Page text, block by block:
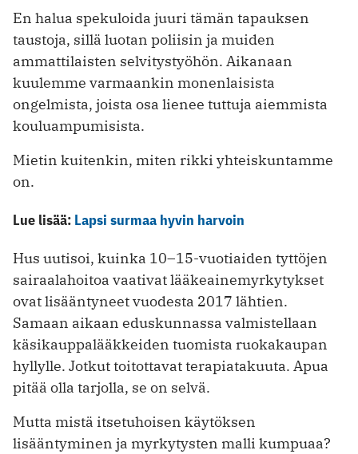
En halua spekuloida juuri tämän tapauksen
taustoja, sillä luotan poliisin ja muiden
ammattilaisten selvitystyöhön. Aikanaan
kuulemme varmaankin monenlaisista
ongelmista, joista osa lienee tuttuja aiemmista
kouluampumisista.
Mietin kuitenkin, miten rikki yhteiskuntamme
on.
Lue lisää: Lapsi surmaa hyvin harvoin
Hus uutisoi, kuinka 10–15-vuotiaiden tyttöjen
sairaalahoitoa vaativat lääkeainemyrkytykset
ovat lisääntyneet vuodesta 2017 lähtien.
Samaan aikaan eduskunnassa valmistellaan
käsikauppalääkkeiden tuomista ruokakaupan
hyllylle. Jotkut toitottavat terapiatakuuta. Apua
pitää olla tarjolla, se on selvä.
Mutta mistä itsetuhoisen käytöksen
lisääntyminen ja myrkytysten malli kumpuaa?